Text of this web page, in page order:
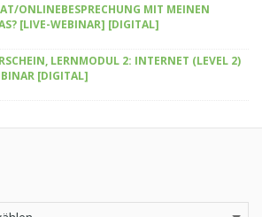
ONLINEBESPRECHUNG MIT MEINEN
[LIVE-WEBINAR] [DIGITAL]
LERNMODUL 2: INTERNET (LEVEL 2)
[DIGITAL]